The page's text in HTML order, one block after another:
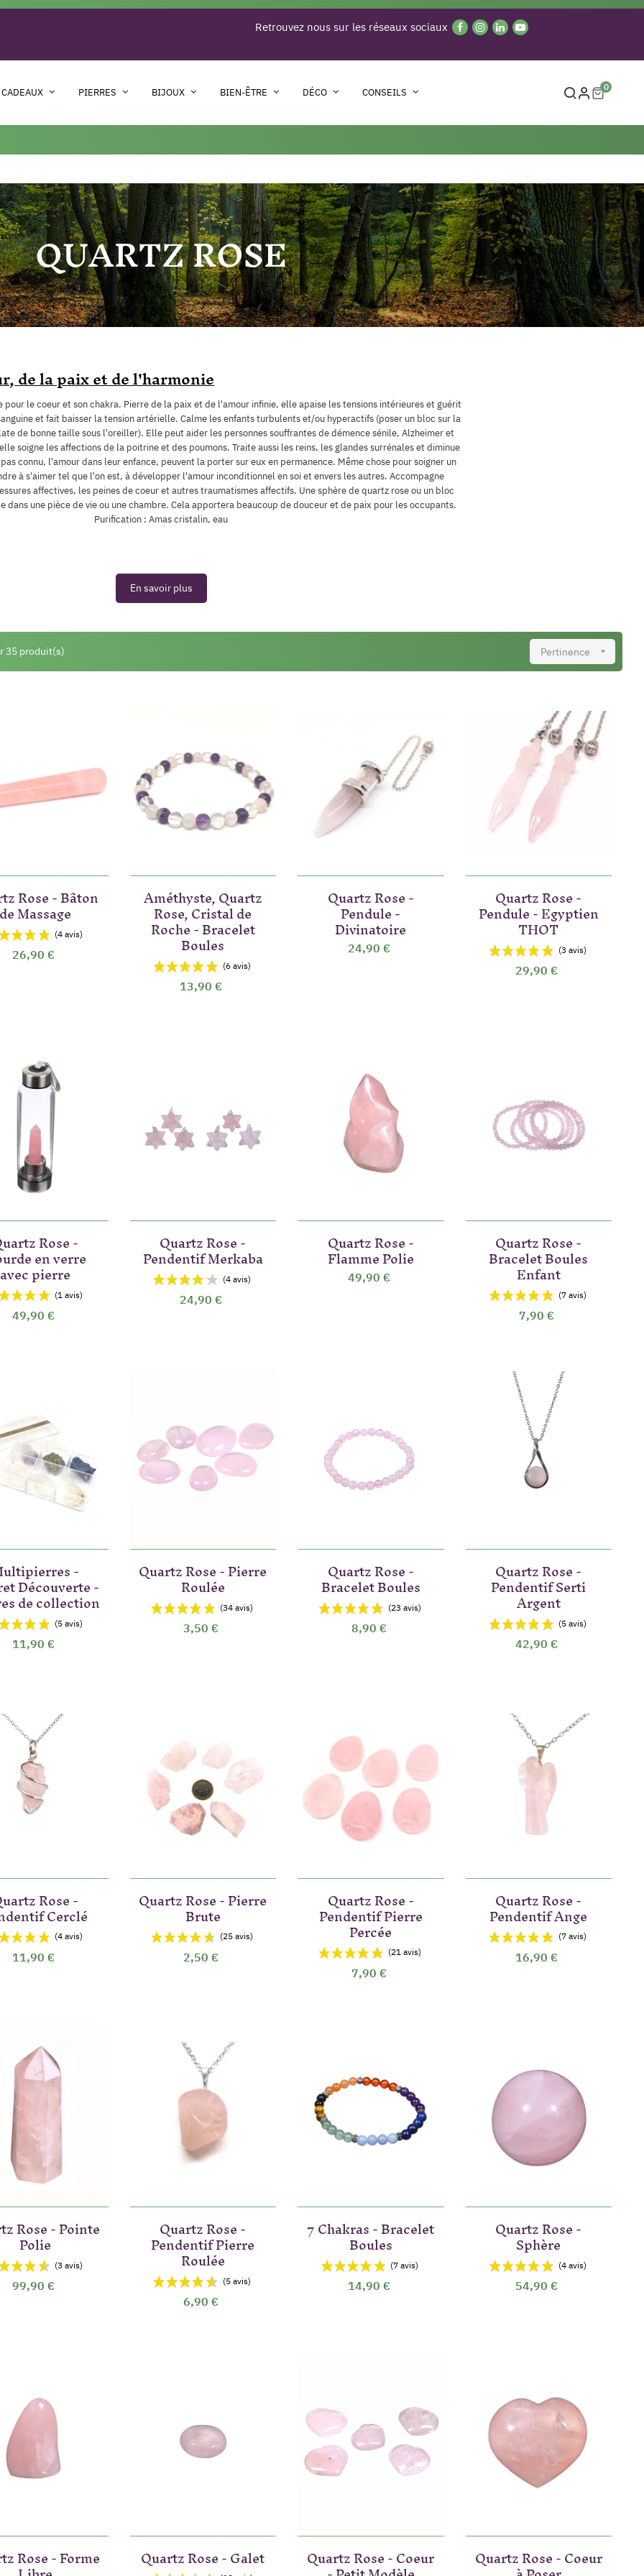
Retrouvez nous sur les réseaux sociaux
PIERRES BIJOUX BIEN-ÊTRE DÉCO CONSEILS 0
QUARTZ ROSE
de la paix et de l'harmonie
le coeur et son chakra. Pierre de la paix et de l'amour infinie, elle apaise les tensions intérieures et guérit
et fait baisser la tension artérielle. Calme les enfants turbulents et/ou hyperactifs (poser un bloc sur la
de bonne taille sous l'oreiller). Elle peut aider les personnes souffrantes de démence sénile, Alzheimer et
soigne les affections de la poitrine et des poumons. Traite aussi les reins, les glandes surrénales et diminue
connu, l'amour dans leur enfance, peuvent la porter sur eux en permanence. Même chose pour soigner un
à s'aimer tel que l'on est, à développer l'amour inconditionnel en soi et envers les autres. Accompagne
affectives, les peines de coeur et autres traumatismes affectifs. Une sphère de quartz rose ou un bloc
dans une pièce de vie ou une chambre. Cela apportera beaucoup de douceur et de paix pour les occupants.
Purification : Amas cristalin, eau
En savoir plus
35 produit(s) Pertinence 
Rose - Bâton
Massage
26,90 €
Améthyste, Quartz
Rose, Cristal de
Roche - Bracelet
Boules
(6 avis)
13,90 €
Quartz Rose -
Pendule -
Divinatoire
24,90 €
Quartz Rose -
Pendule - Egyptien
THOT
29,90 €
Rose -
en verre
avec pierre
(1 avis)
49,90 €
Quartz Rose -
Pendentif Merkaba
(4 avis)
24,90 €
Quartz Rose -
Flamme Polie
49,90 €
Quartz Rose -
Bracelet Boules
Enfant
7,90 €
-
Découverte -
de collection
11,90 €
Quartz Rose - Pierre
Roulée
3,50 €
Quartz Rose -
Bracelet Boules
8,90 €
Quartz Rose -
Pendentif Serti
Argent
42,90 €
Rose -
Cerclé
11,90 €
Quartz Rose - Pierre
Brute
2,50 €
Quartz Rose -
Pendentif Pierre
Percée
7,90 €
Quartz Rose -
Pendentif Ange
16,90 €
Rose - Pointe
Polie
99,90 €
Quartz Rose -
Pendentif Pierre
Roulée
6,90 €
7 Chakras - Bracelet
Boules
14,90 €
Quartz Rose -
Sphère
54,90 €
Rose - Forme Quartz Rose - Galet Quartz Rose - Coeur Quartz Rose - Coeur